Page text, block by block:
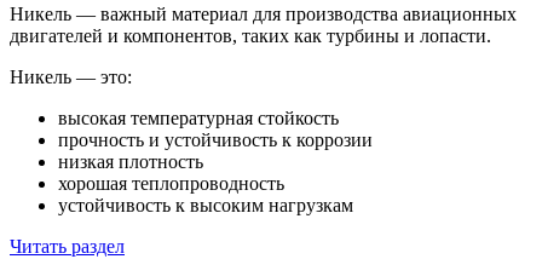
Никель — важный материал для производства авиационных
двигателей и компонентов, таких как турбины и лопасти.
Никель — это:
высокая температурная стойкость
прочность и устойчивость к коррозии
низкая плотность
хорошая теплопроводность
устойчивость к высоким нагрузкам
Читать раздел